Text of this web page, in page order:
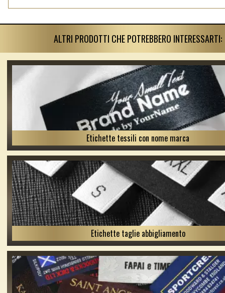
ALTRI PRODOTTI CHE POTREBBERO INTERESSARTI:
Etichette tessili con nome marca
Etichette taglie abbigliamento